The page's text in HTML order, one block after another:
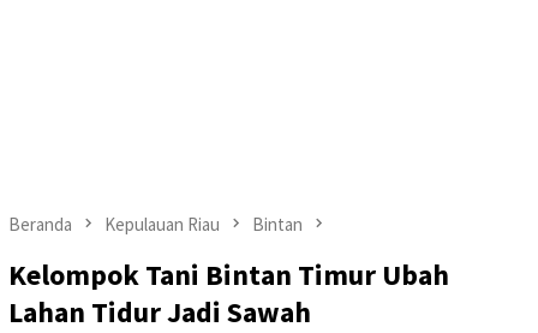
Beranda Kepulauan Riau Bintan
Kelompok Tani Bintan Timur Ubah
Lahan Tidur Jadi Sawah